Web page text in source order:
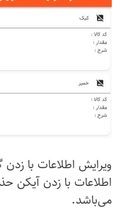
ویرایش اطلاعات با
اطلاعات با زدن آیکن
می‌باشد.